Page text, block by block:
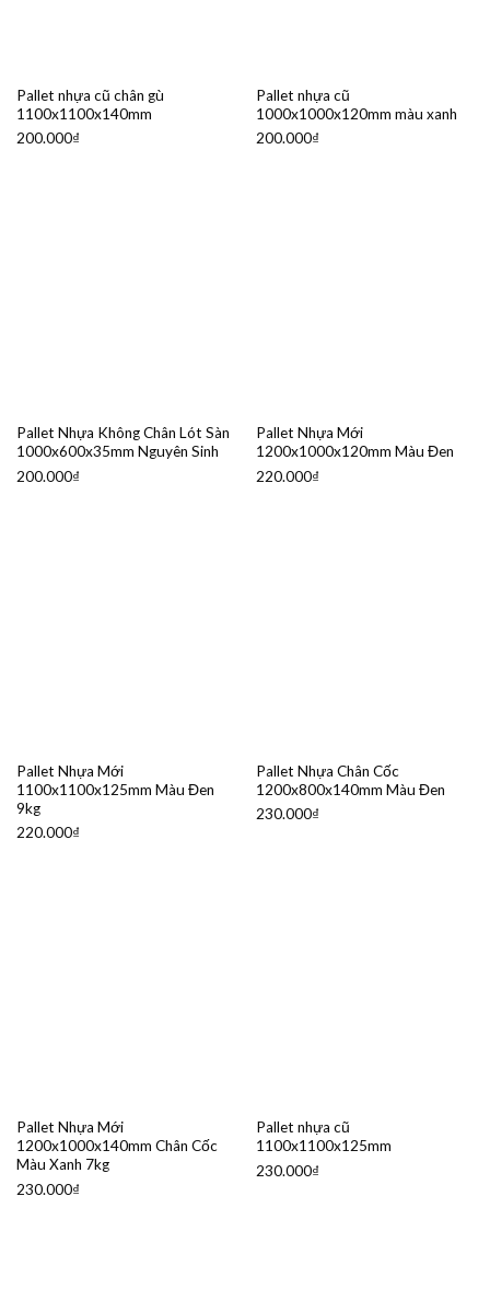
Pallet nhựa cũ chân gù
1100x1100x140mm
200.000₫
Pallet nhựa cũ
1000x1000x120mm màu xanh
200.000₫
Pallet Nhựa Không Chân Lót Sàn
1000x600x35mm Nguyên Sinh
200.000₫
Pallet Nhựa Mới
1200x1000x120mm Màu Đen
220.000₫
Pallet Nhựa Mới
1100x1100x125mm Màu Đen
9kg
220.000₫
Pallet Nhựa Chân Cốc
1200x800x140mm Màu Đen
230.000₫
Pallet Nhựa Mới
1200x1000x140mm Chân Cốc
Màu Xanh 7kg
230.000₫
Pallet nhựa cũ
1100x1100x125mm
230.000₫